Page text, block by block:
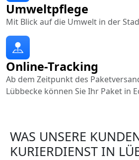
Online-Tracking
Ab dem Zeitpunkt des
Lübbecke können Sie Ihr Paket in
Umweltpflege
Mit Blick auf die Umwelt in der
WAS UNSERE
KURIERDIENST IN